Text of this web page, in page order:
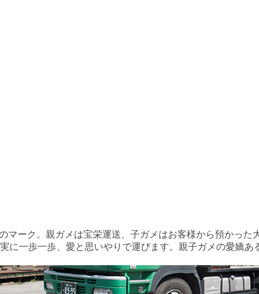
マーク。親ガメは宝栄運送、子ガメはお客様から預かった
に一歩一歩、愛と思いやりで運びます。親子ガメの愛嬌あ